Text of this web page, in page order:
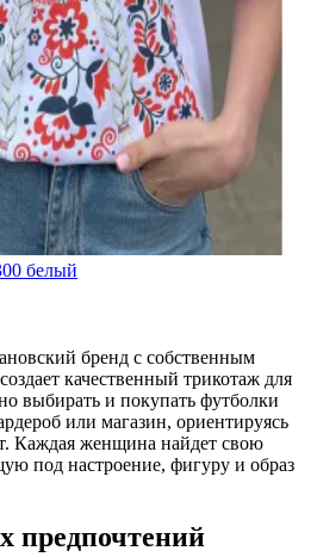
белый
бренд с собственным
качественный трикотаж для
выбирать и покупать футболки
или магазин, ориентируясь
Каждая женщина найдет свою
под настроение, фигуру и образ
предпочтений